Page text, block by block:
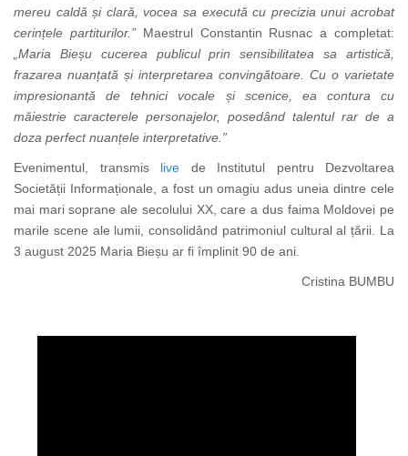
mereu caldă și clară, vocea sa execută cu precizia unui acrobat
cerințele partiturilor.” Maestrul Constantin Rusnac a completat:
„Maria Bieșu cucerea publicul prin sensibilitatea sa artistică,
frazarea nuanțată și interpretarea convingătoare. Cu o varietate
impresionantă de tehnici vocale și scenice, ea contura cu
măiestrie caracterele personajelor, posedând talentul rar de a
doza perfect nuanțele interpretative.”
Evenimentul, transmis live de Institutul pentru Dezvoltarea
Societății Informaționale, a fost un omagiu adus uneia dintre cele
mai mari soprane ale secolului XX, care a dus faima Moldovei pe
marile scene ale lumii, consolidând patrimoniul cultural al țării. La
3 august 2025 Maria Bieșu ar fi împlinit 90 de ani.
Cristina BUMBU